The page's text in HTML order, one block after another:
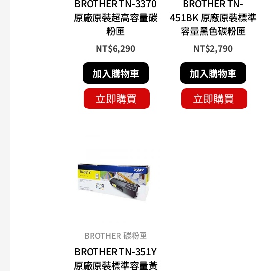
BROTHER TN-3370
原廠原裝超高容量碳
粉匣
NT$6,290
加入購物車
立即購買
BROTHER TN-
451BK 原廠原裝標準
容量黑色碳粉匣
NT$2,790
加入購物車
立即購買
BROTHER 碳粉匣
BROTHER TN-351Y
原廠原裝標準容量黃